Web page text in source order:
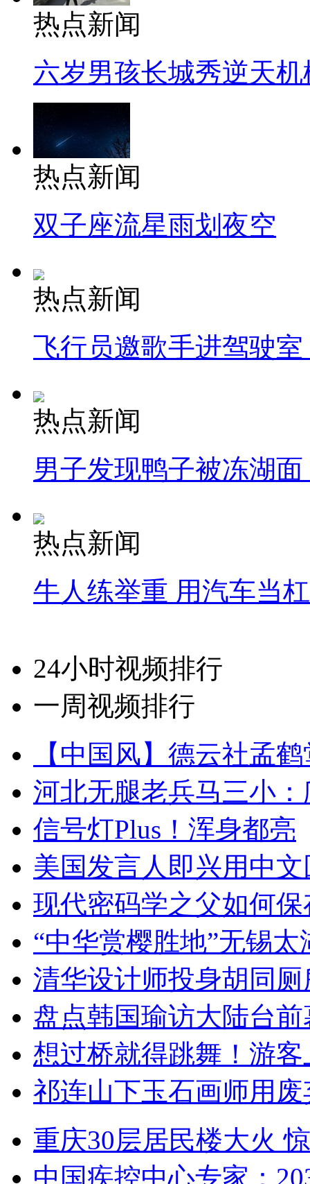
热点新闻
六岁男孩长城秀逆天机
热点新闻
双子座流星雨划夜空
热点新闻
飞行员邀歌手进驾驶
热点新闻
男子发现鸭子被冻湖
热点新闻
牛人练举重 用汽车当
24小时视频排行
一周视频排行
【中国风】德云社孟
河北无腿老兵马三小
信号灯Plus！浑身都亮
美国发言人即兴用中
现代密码学之父如何
“中华赏樱胜地”无锡
清华设计师投身胡同
盘点韩国瑜访大陆台
想过桥就得跳舞！游客
祁连山下玉石画师用
重庆30层居民楼大火
中国疾控中心专家：